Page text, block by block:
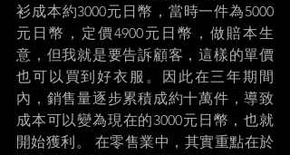
衫成本約3000元日幣，當時一件為5000
元日幣，定價4900元日幣，做賠本生
意，但我就是要告訴顧客，這樣的單價
也可以買到好衣服。因此在三年期間
內，銷售量逐步累積成約十萬件，導致
成本可以變為現在的3000元日幣，也就
開始獲利。 在零售業中，其實重點在於